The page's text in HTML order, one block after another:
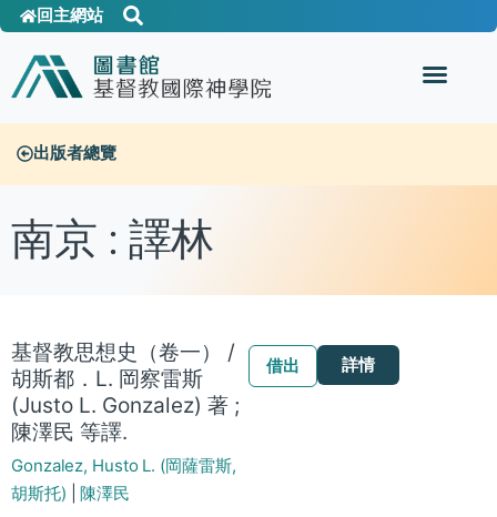
回主網站
出版者總覽
南京 : 譯林
基督教思想史（卷一） /
胡斯都．L. 岡察雷斯
(Justo L. Gonzalez) 著 ;
陳澤民 等譯.
Gonzalez, Husto L. (岡薩雷斯,
胡斯托) |陳澤民
借出 詳情